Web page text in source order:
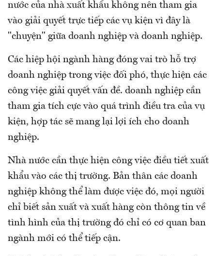
nước của nhà xuất khẩu không nên tham gia
vào giải quyết trực tiếp các vụ kiện vì đây là
"chuyện" giữa doanh nghiệp và doanh nghiệp.
Các hiệp hội ngành hàng đóng vai trò hỗ trợ
doanh nghiệp trong việc đối phó, thực hiện các
công việc giải quyết vấn đề. doanh nghiệp cần
tham gia tích cực vào quá trình điều tra của vụ
kiện, hợp tác sẽ mang lại lợi ích cho doanh
nghiệp.
Nhà nước cần thực hiện công việc điều tiết xuất
khẩu vào các thị trường. Bản thân các doanh
nghiệp không thể làm được việc đó, mọi người
chỉ biết sản xuất và xuất hàng còn thông tin về
tình hình của thị trường đó chỉ có cơ quan ban
ngành mới có thể tiếp cận.